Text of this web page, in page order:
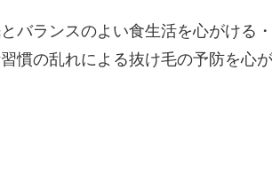
バランスのよい食生活を心がける
慣の乱れによる抜け毛の予防を心